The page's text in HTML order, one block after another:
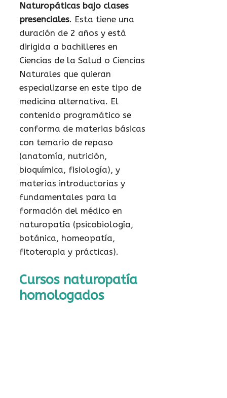
Naturopáticas bajo clases
presenciales. Esta tiene una
duración de 2 años y está
dirigida a bachilleres en
Ciencias de la Salud o Ciencias
Naturales que quieran
especializarse en este tipo de
medicina alternativa. El
contenido programático se
conforma de materias básicas
con temario de repaso
(anatomía, nutrición,
bioquímica, fisiología), y
materias introductorias y
fundamentales para la
formación del médico en
naturopatía (psicobiología,
botánica, homeopatía,
fitoterapia y prácticas).
Cursos naturopatía
homologados